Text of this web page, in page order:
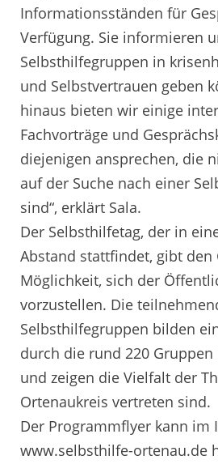
Informationsständen für
Verfügung. Sie informieren
Selbsthilfegruppen in
und Selbstvertrauen geben
hinaus bieten wir einige
Fachvorträge und
diejenigen ansprechen, die
auf der Suche nach einer
sind“, erklärt Sala.
Der Selbsthilfetag, der in
Abstand stattfindet, gibt den
Möglichkeit, sich der
vorzustellen. Die
Selbsthilfegruppen bilden
durch die rund 220
und zeigen die Vielfalt der
Ortenaukreis vertreten sind.
Der Programmflyer kann im
www.selbsthilfe-ortenau.de